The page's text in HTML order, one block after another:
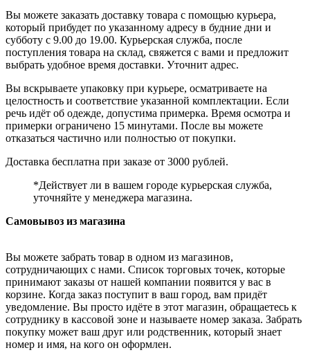
Вы можете заказать доставку товара с помощью курьера,
который прибудет по указанному адресу в будние дни и
субботу с 9.00 до 19.00. Курьерская служба, после
поступления товара на склад, свяжется с вами и предложит
выбрать удобное время доставки. Уточнит адрес.
Вы вскрываете упаковку при курьере, осматриваете на
целостность и соответствие указанной комплектации. Если
речь идёт об одежде, допустима примерка. Время осмотра и
примерки ограничено 15 минутами. После вы можете
отказаться частично или полностью от покупки.
Доставка бесплатна при заказе от 3000 рублей.
*Действует ли в вашем городе курьерская служба,
уточняйте у менеджера магазина.
Самовывоз из магазина
Вы можете забрать товар в одном из магазинов,
сотрудничающих с нами. Список торговых точек, которые
принимают заказы от нашей компании появится у вас в
корзине. Когда заказ поступит в ваш город, вам придёт
уведомление. Вы просто идёте в этот магазин, обращаетесь к
сотруднику в кассовой зоне и называете номер заказа. Забрать
покупку может ваш друг или родственник, который знает
номер и имя, на кого он оформлен.